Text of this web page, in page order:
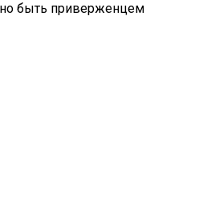
быть приверженцем